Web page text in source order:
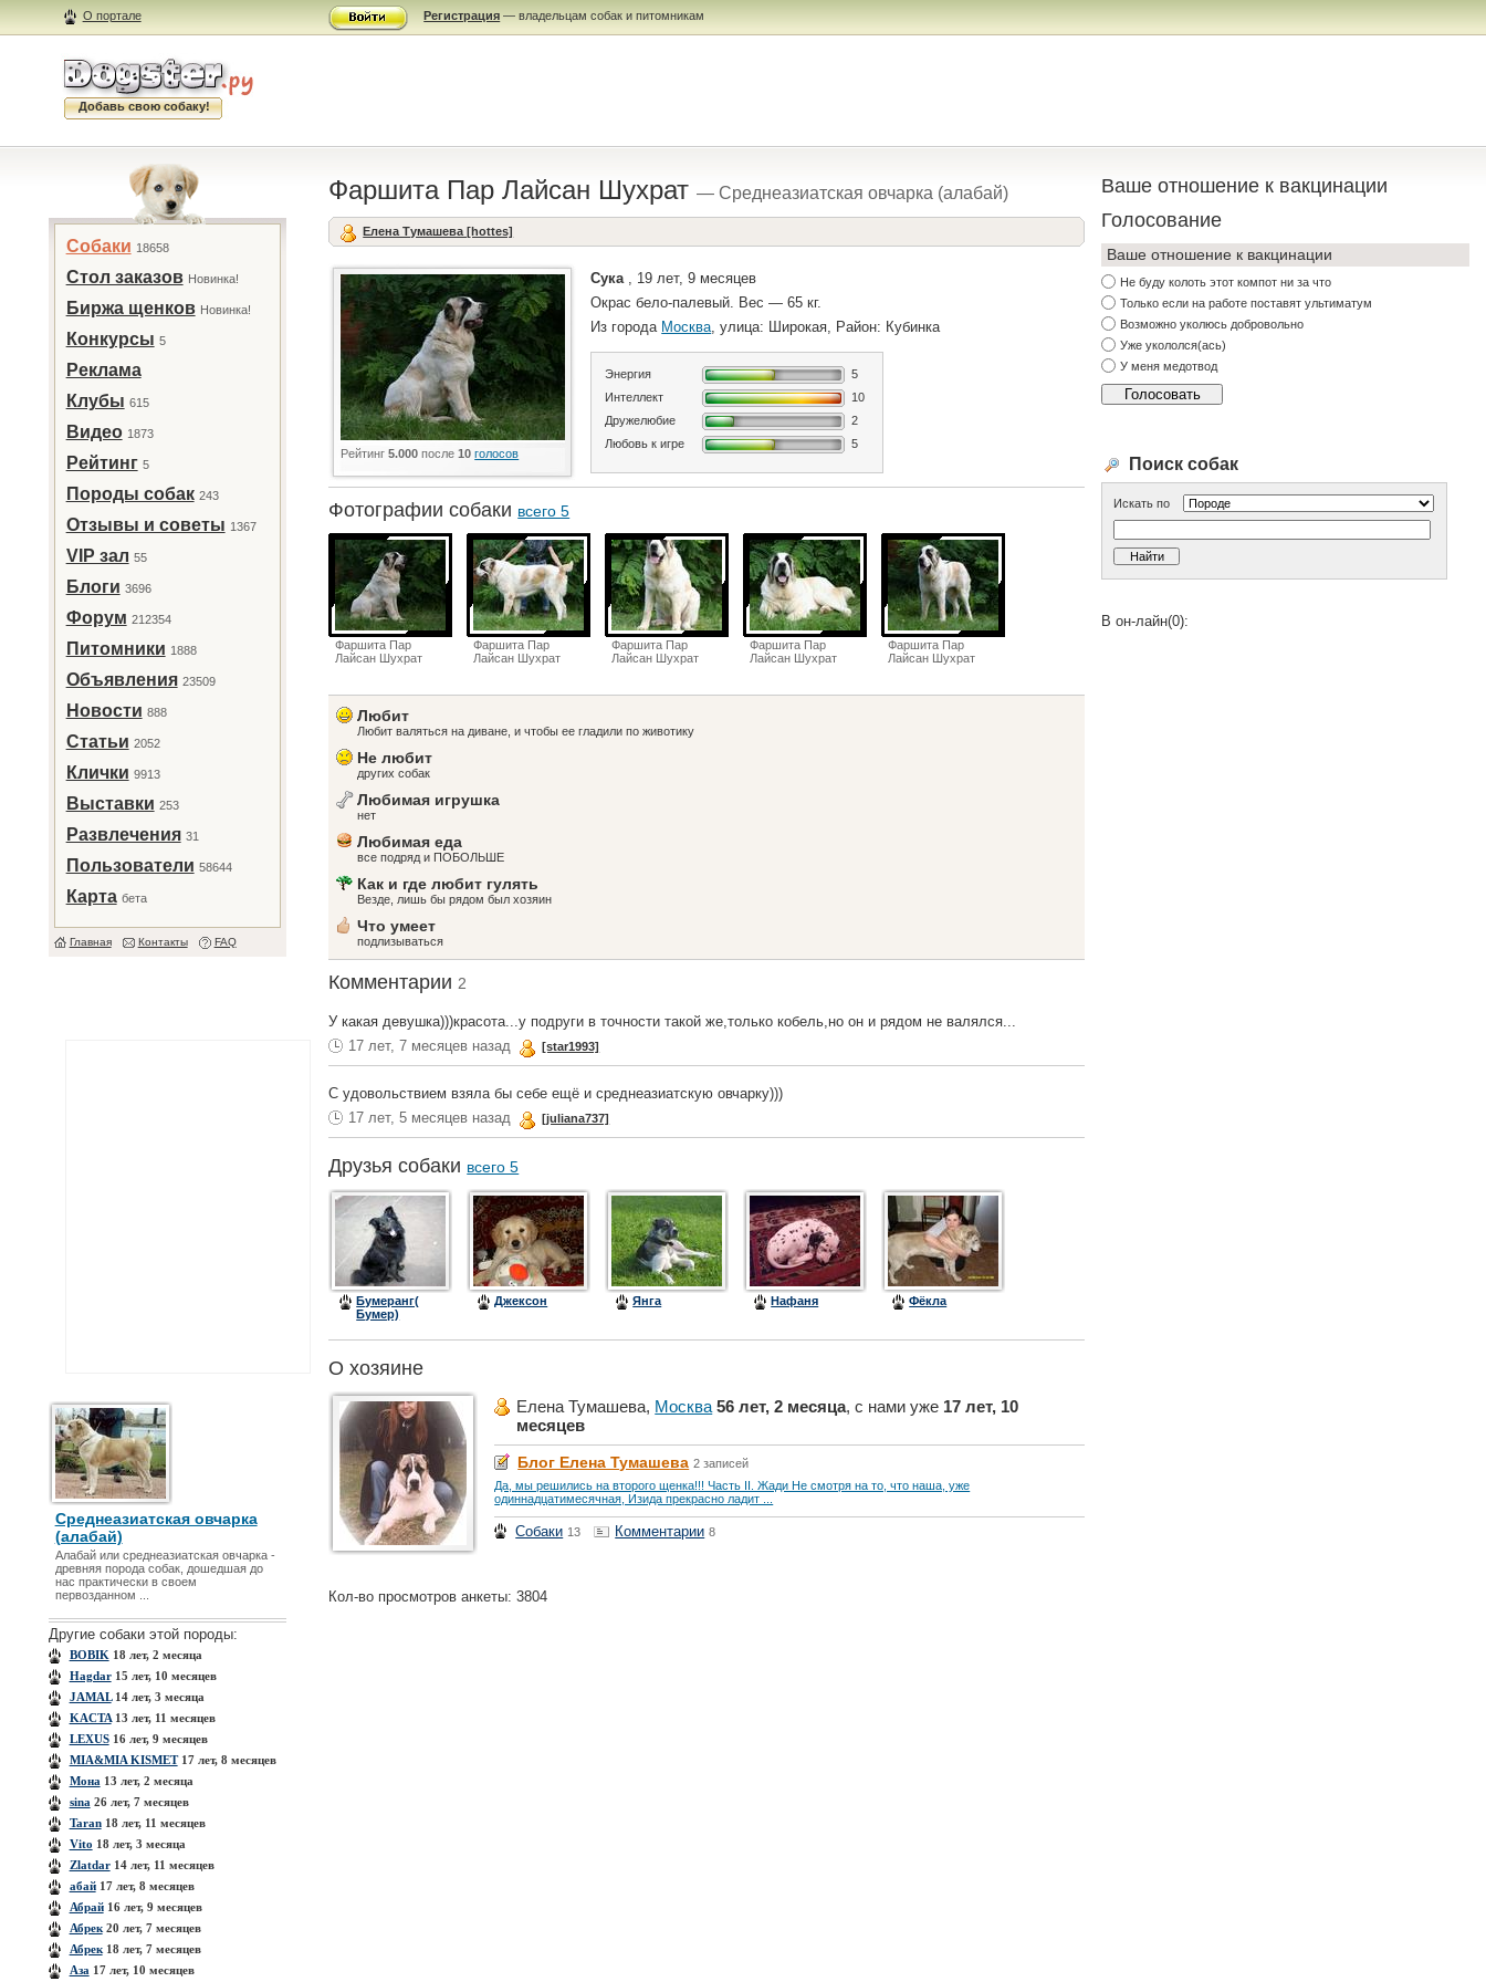
О портале Регистрация — владельцам собак и питомникам
Добавь свою собаку!
Собаки 18658
Стол заказов Новинка!
Биржа щенков Новинка!
Конкурсы 5
Реклама
Клубы 615
Видео 1873
Рейтинг 5
Породы собак 243
Отзывы и советы 1367
VIP зал 55
Блоги 3696
Форум 212354
Питомники 1888
Объявления 23509
Новости 888
Статьи 2052
Клички 9913
Выставки 253
Развлечения 31
Пользователи 58644
Карта бета
Главная Контакты FAQ
Среднеазиатская овчарка
(алабай)
Алабай или среднеазиатская овчарка -
древняя порода coбак, дошедшая до
нас практически в своем
первозданном ...
Другие собаки этой породы:
BOBIK 18 лет, 2 месяца
Hagdar15 лет, 10 месяцев
JAMAL14 лет, 3 месяца
KACTA13 лет, 11 месяцев
LEXUS16 лет, 9 месяцев
MIA&MIA KISMET17 лет, 8 месяцев
Mона 13 лет, 2 месяца
sina 26 лет, 7 месяцев
Taran18 лет, 11 месяцев
Vito 18 лет, 3 месяца
Zlatdar14 лет, 11 месяцев
абай17 лет, 8 месяцев
Абрай16 лет, 9 месяцев
Абрек20 лет, 7 месяцев
Абрек18 лет, 7 месяцев
Аза 17 лет, 10 месяцев
Фаршита Пар Лайсан Шухрат— Среднеазиатская овчарка (алабай)
Елена Тумашева [hottes]
Рейтинг5.000 после10 голосов
Сука , 19 лет, 9 месяцев
Окрас бело-палевый. Вес — 65 кг.
Из города Москва, улица: Широкая, Район: Кубинка
Энергия
5
Интеллект
10
Дружелюбие
2
Любовь к игре
5
Фотографии собаки всего 5
Фаршита Пар
Лайсан Шухрат
Фаршита Пар
Лайсан Шухрат
Фаршита Пар
Лайсан Шухрат
Фаршита Пар
Лайсан Шухрат
Фаршита Пар
Лайсан Шухрат
Любит
Любит валяться на диване, и чтобы ее гладили по животику
Не любит
других собак
Любимая игрушка
нет
Любимая еда
все подряд и ПОБОЛЬШЕ
Как и где любит гулять
Везде, лишь бы рядом был хозяин
Что умеет
подлизываться
Комментарии2
У какая девушка)))красота...у подруги в точности такой же,только кобель,но он и рядом не валялся...
17 лет, 7 месяцев назад
[star1993]
С удовольствием взяла бы себе ещё и среднеазиатскую овчарку)))
17 лет, 5 месяцев назад
[juliana737]
Друзья собаки всего 5
Бумеранг(
Бумер)
Джексон Янга Нафаня Фёкла
О хозяине
Елена Тумашева, Москва 56 лет, 2 месяца, с нами уже 17 лет, 10
месяцев
Блог Елена Тумашева 2 записей
Да, мы решились на второго щенка!!! Часть II. Жади Не смотря на то, что наша, уже
одиннадцатимесячная, Изида прекрасно ладит ...
Собаки 13 Комментарии 8
Кол-во просмотров анкеты: 3804
Ваше отношение к вакцинации
Голосование
Ваше отношение к вакцинации
Не буду колоть этот компот ни за что
Только если на работе поставят ультиматум
Возможно уколюсь добровольно
Уже укололся(ась)
У меня медотвод
Поиск собак
Искать по
В он-лайн(0):